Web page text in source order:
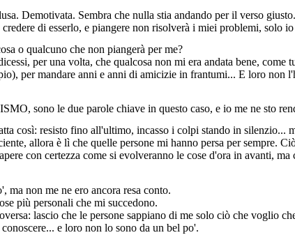
Demotivata. Sembra che nulla stia andando per il verso
di esserlo, e piangere non risolverà i miei problemi, solo
o qualcuno che non piangerà per me?
per una volta, che qualcosa non mi era andata bene,
per mandare anni e anni di amicizie in frantumi... E loro non
sono le due parole chiave in questo caso, e io me ne sto
così: resisto fino all'ultimo, incasso i colpi stando in silenzio...
allora è lì che quelle persone mi hanno persa per sempre.
con certezza come si evolveranno le cose d'ora in avanti,
ma non me ne ero ancora resa conto.
più personali che mi succedono.
lascio che le persone sappiano di me solo ciò che voglio
e loro non lo sono da un bel po'.